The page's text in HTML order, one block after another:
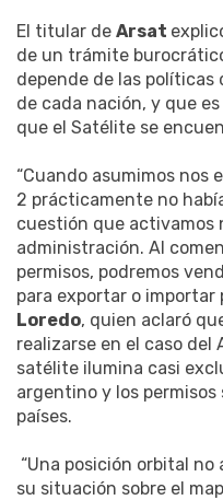
El titular de Arsat
de un trámite
depende de las políticas
de cada nación, y que
que el Satélite se
“Cuando asumimos nos
2 prácticamente no
cuestión que activamos
administración. Al
permisos, podremos
para exportar o importar
Loredo, quien aclaró
realizarse en el caso del
satélite ilumina casi
argentino y los
países.
“Una posición orbital
su situación sobre el